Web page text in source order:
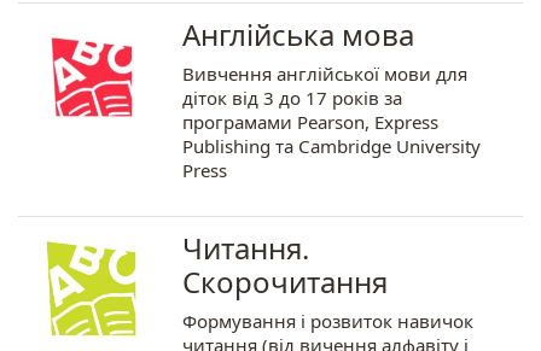
Англійська мова
Вивчення англійської мови для
діток від 3 до 17 років за
програмами Pearson, Express
Publishing та Cambridge University
Press
Читання.
Скорочитання
Формування і розвиток навичок
читання (від вичення алфавіту і